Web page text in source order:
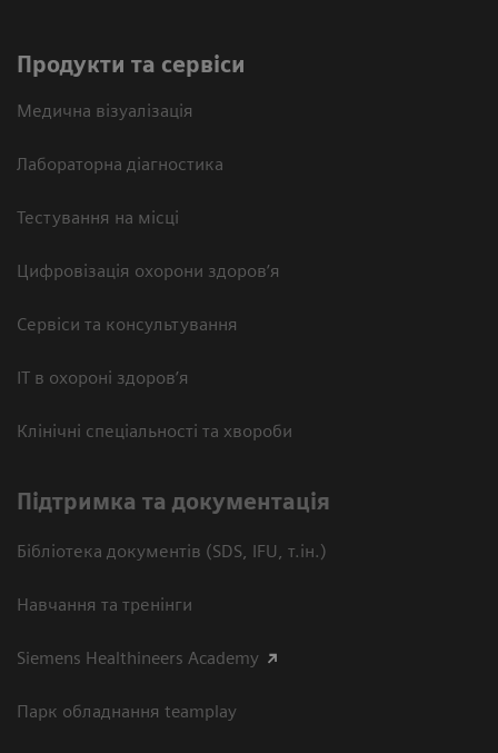
Продукти та сервіси
Медична візуалізація
Лабораторна діагностика
Тестування на місці
Цифровізація охорони здоров’я
Сервіси та консультування
ІТ в охороні здоров’я
Клінічні спеціальності та хвороби
Підтримка та документація
Бібліотека документів (SDS, IFU, т.ін.)
Навчання та тренінги
Siemens Healthineers Academy
Парк обладнання teamplay